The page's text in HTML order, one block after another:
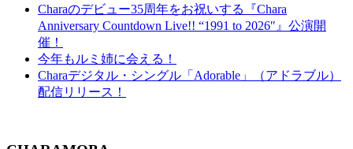
Charaのデビュー35周年をお祝いする『Chara
Anniversary Countdown Live!! “1991 to 2026″』公演開
催！
今年もルミ姉に会える！
Charaデジタル・シングル「Adorable」（アドラブル）
配信リリース！